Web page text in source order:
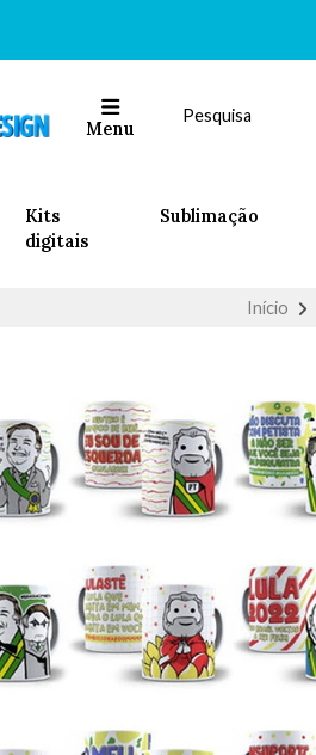
Menu
Kits
digitais
Sublimação
Início